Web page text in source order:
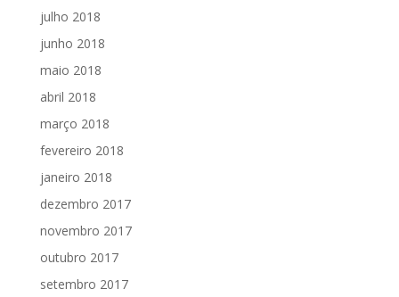
julho 2018
junho 2018
maio 2018
abril 2018
março 2018
fevereiro 2018
janeiro 2018
dezembro 2017
novembro 2017
outubro 2017
setembro 2017